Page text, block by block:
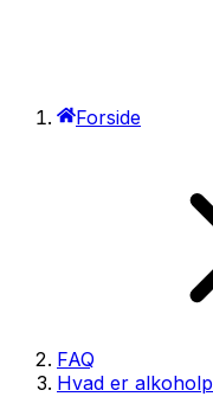
Forside
FAQ
Hvad er